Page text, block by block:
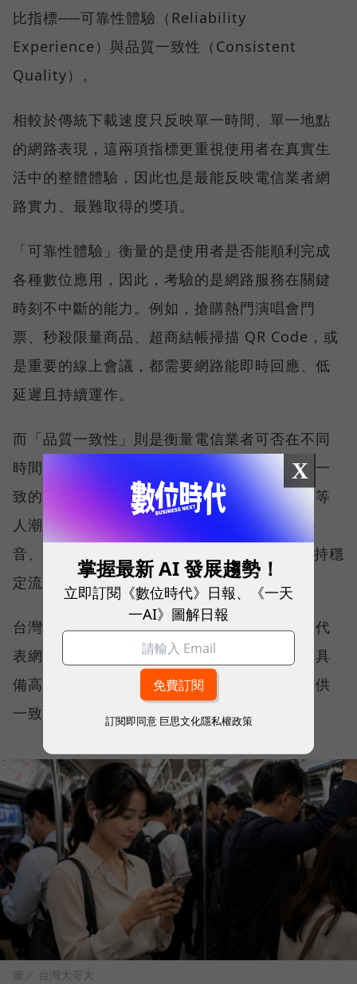
比指標──可靠性體驗（Reliability
Experience）與品質一致性（Consistent
Quality）。
相較於傳統下載速度只反映單一時間、單一地點
的網路表現，這兩項指標更重視使用者在真實生
活中的整體體驗，因此也是最能反映電信業者網
路實力、最難取得的獎項。
「可靠性體驗」衡量的是使用者是否能順利完成
各種數位應用，因此，考驗的是網路服務在關鍵
時刻不中斷的能力。例如，搶購熱門演唱會門
票、秒殺限量商品、超商結帳掃描 QR Code，或
是重要的線上會議，都需要網路能即時回應、低
延遲且持續運作。
而「品質一致性」則是衡量電信業者可否在不同
時間、不同地點、不同網路負載下，都能維持一
致的網路服務品質。無論是在跨年晚會、球賽等
人潮密集場域，或是在高速移動時觀看串流影
音、傳送 LINE 訊息、分享社群動態，確保維持穩
定流暢，不因環境改變而明顯降速。
台灣大哥大能同時拿下這兩項全台第一，不僅代
表網路速度表現優異，更證明其網路基礎建設具
備高度穩定性與韌性，能在各種使用情境下提供
一致且可靠的連線品質。
圖／ 台灣大哥大
X
掌握最新 AI 發展趨勢！
立即訂閱《數位時代》日報、《一天
一AI》圖解日報
訂閱即同意 巨思文化隱私權政策